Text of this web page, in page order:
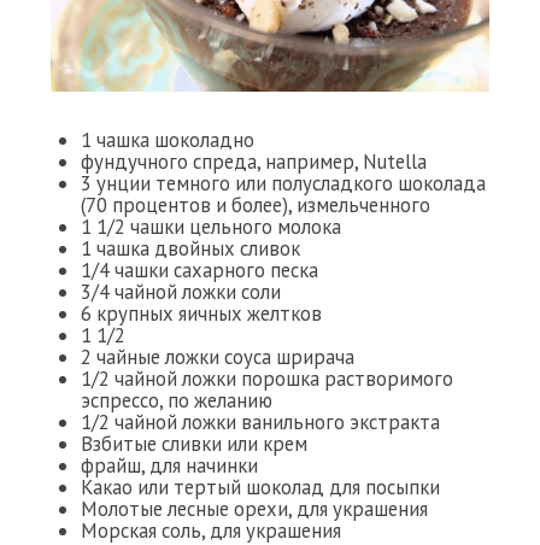
1 чашка шоколадно
фундучного спреда, например, Nutella
3 унции темного или полусладкого шоколада
(70 процентов и более), измельченного
1 1/2 чашки цельного молока
1 чашка двойных сливок
1/4 чашки сахарного песка
3/4 чайной ложки соли
6 крупных яичных желтков
1 1/2
2 чайные ложки соуса шрирача
1/2 чайной ложки порошка растворимого
эспрессо, по желанию
1/2 чайной ложки ванильного экстракта
Взбитые сливки или крем
фрайш, для начинки
Какао или тертый шоколад для посыпки
Молотые лесные орехи, для украшения
Морская соль, для украшения